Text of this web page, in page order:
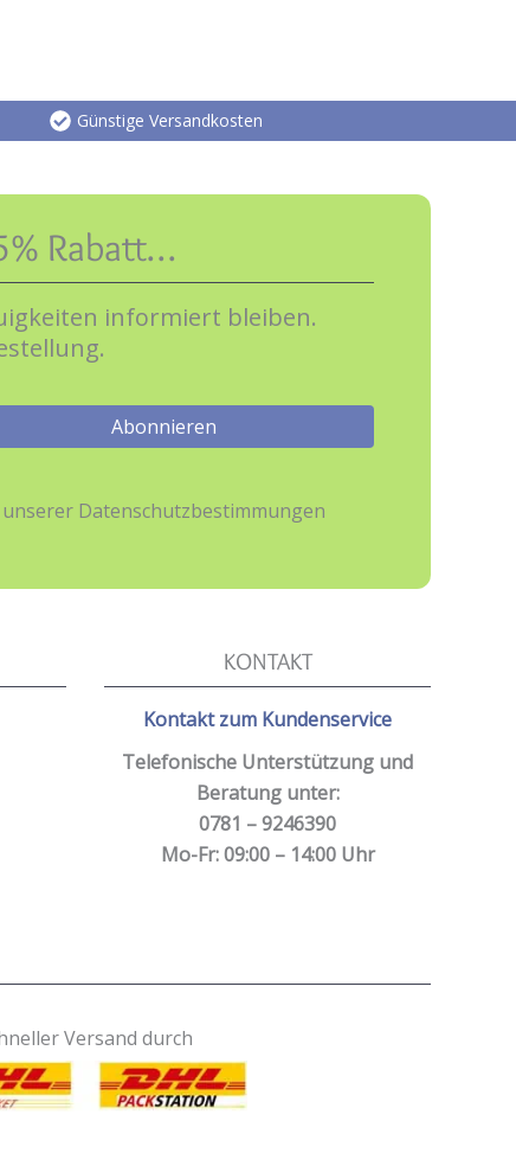
Günstige Versandkosten
Rabatt…
informiert bleiben.
Datenschutzbestimmungen
KONTAKT
Kontakt zum Kundenservice
Telefonische Unterstützung und
Beratung unter:
0781 – 9246390
Mo-Fr: 09:00 – 14:00 Uhr
Versand durch